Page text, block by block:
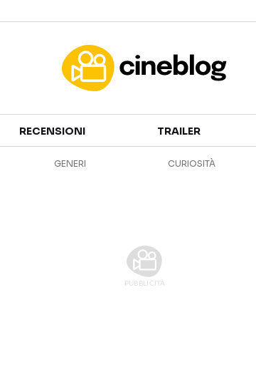
CANALI STREAMING
RECENSIONI TRAILER
GENERI CURIOSITÀ